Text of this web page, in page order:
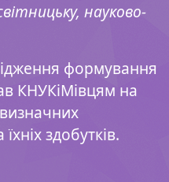
науково-
формування
КНУКіМівцям на
здобутків.